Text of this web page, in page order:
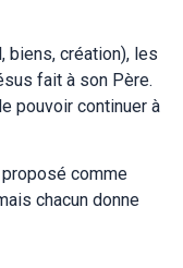
biens, création), les
fait à son Père.
pouvoir continuer à
comme
chacun donne